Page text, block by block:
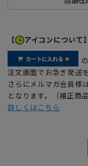
【 アイコンについて】
注文画面でお急ぎ発送
さらにメルマガ会員様
となります。（補正商
詳しくはこちら